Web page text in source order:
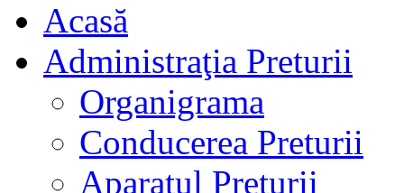
Acasă
Administraţia Preturii
Organigrama
Conducerea Preturii
Aparatul Preturii